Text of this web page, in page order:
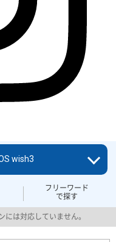
フリーワード
で探す
wish3
には対応していません。